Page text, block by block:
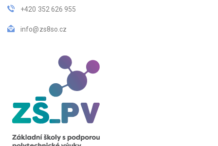
+420 352 626 955
info@zs8so.cz